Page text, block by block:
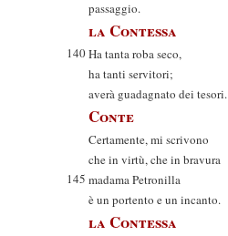
passaggio.
la Contessa
140Ha tanta roba seco,
ha tanti servitori;
averà guadagnato dei tesori.
Conte
Certamente, mi scrivono
che in virtù, che in bravura
145 madama Petronilla
è un portento e un incanto.
la Contessa